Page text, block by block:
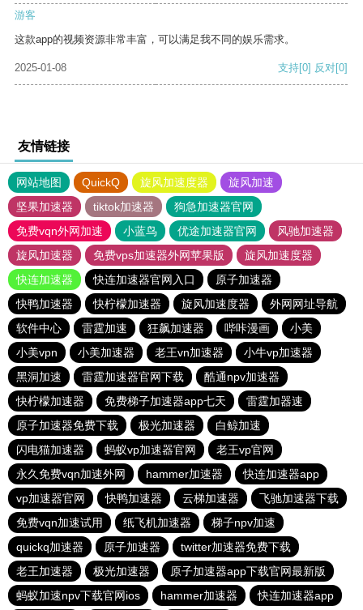
游客
这款app的视频资源非常丰富，可以满足我不同的娱乐需求。
2025-01-08 支持[0] 反对[0]
友情链接
网站地图 QuickQ 旋风加速度器
旋风加速
坚果加速器
tiktok加速器
狗急加速器官网
免费vqn外网加速
小蓝鸟 优途加速器官网
风驰加速器
旋风加速器
免费vps加速器外网苹果版
旋风加速度器
快连加速器
快连加速器官网入口
原子加速器
快鸭加速器
快柠檬加速器 旋风加速度器
外网网址导航
软件中心
雷霆加速 狂飙加速器 哔咔漫画
小美
小美vpn
小美加速器 老王vn加速器
小牛vp加速器
黑洞加速
雷霆加速器官网下载
酷通npv加速器
快柠檬加速器
免费梯子加速器app七天
雷霆加器速
原子加速器免费下载
极光加速器
白鲸加速
闪电猫加速器
蚂蚁vp加速器官网
老王vp官网
永久免费vqn加速外网
hammer加速器
快连加速器app
vp加速器官网
快鸭加速器 云梯加速器
飞驰加速器下载
免费vqn加速试用
纸飞机加速器
梯子npv加速
quickq加速器
原子加速器
twitter加速器免费下载
老王加速器
极光加速器
原子加速器app下载官网最新版
蚂蚁加速npv下载官网ios
hammer加速器 快连加速器app